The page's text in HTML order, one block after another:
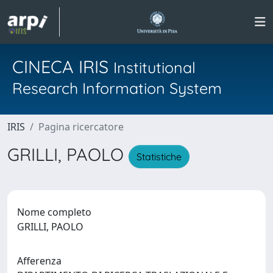
CINECA IRIS Institutional
Research Information System
IRIS Pagina ricercatore
GRILLI, PAOLO Statistiche
Nome completo
GRILLI, PAOLO
Afferenza